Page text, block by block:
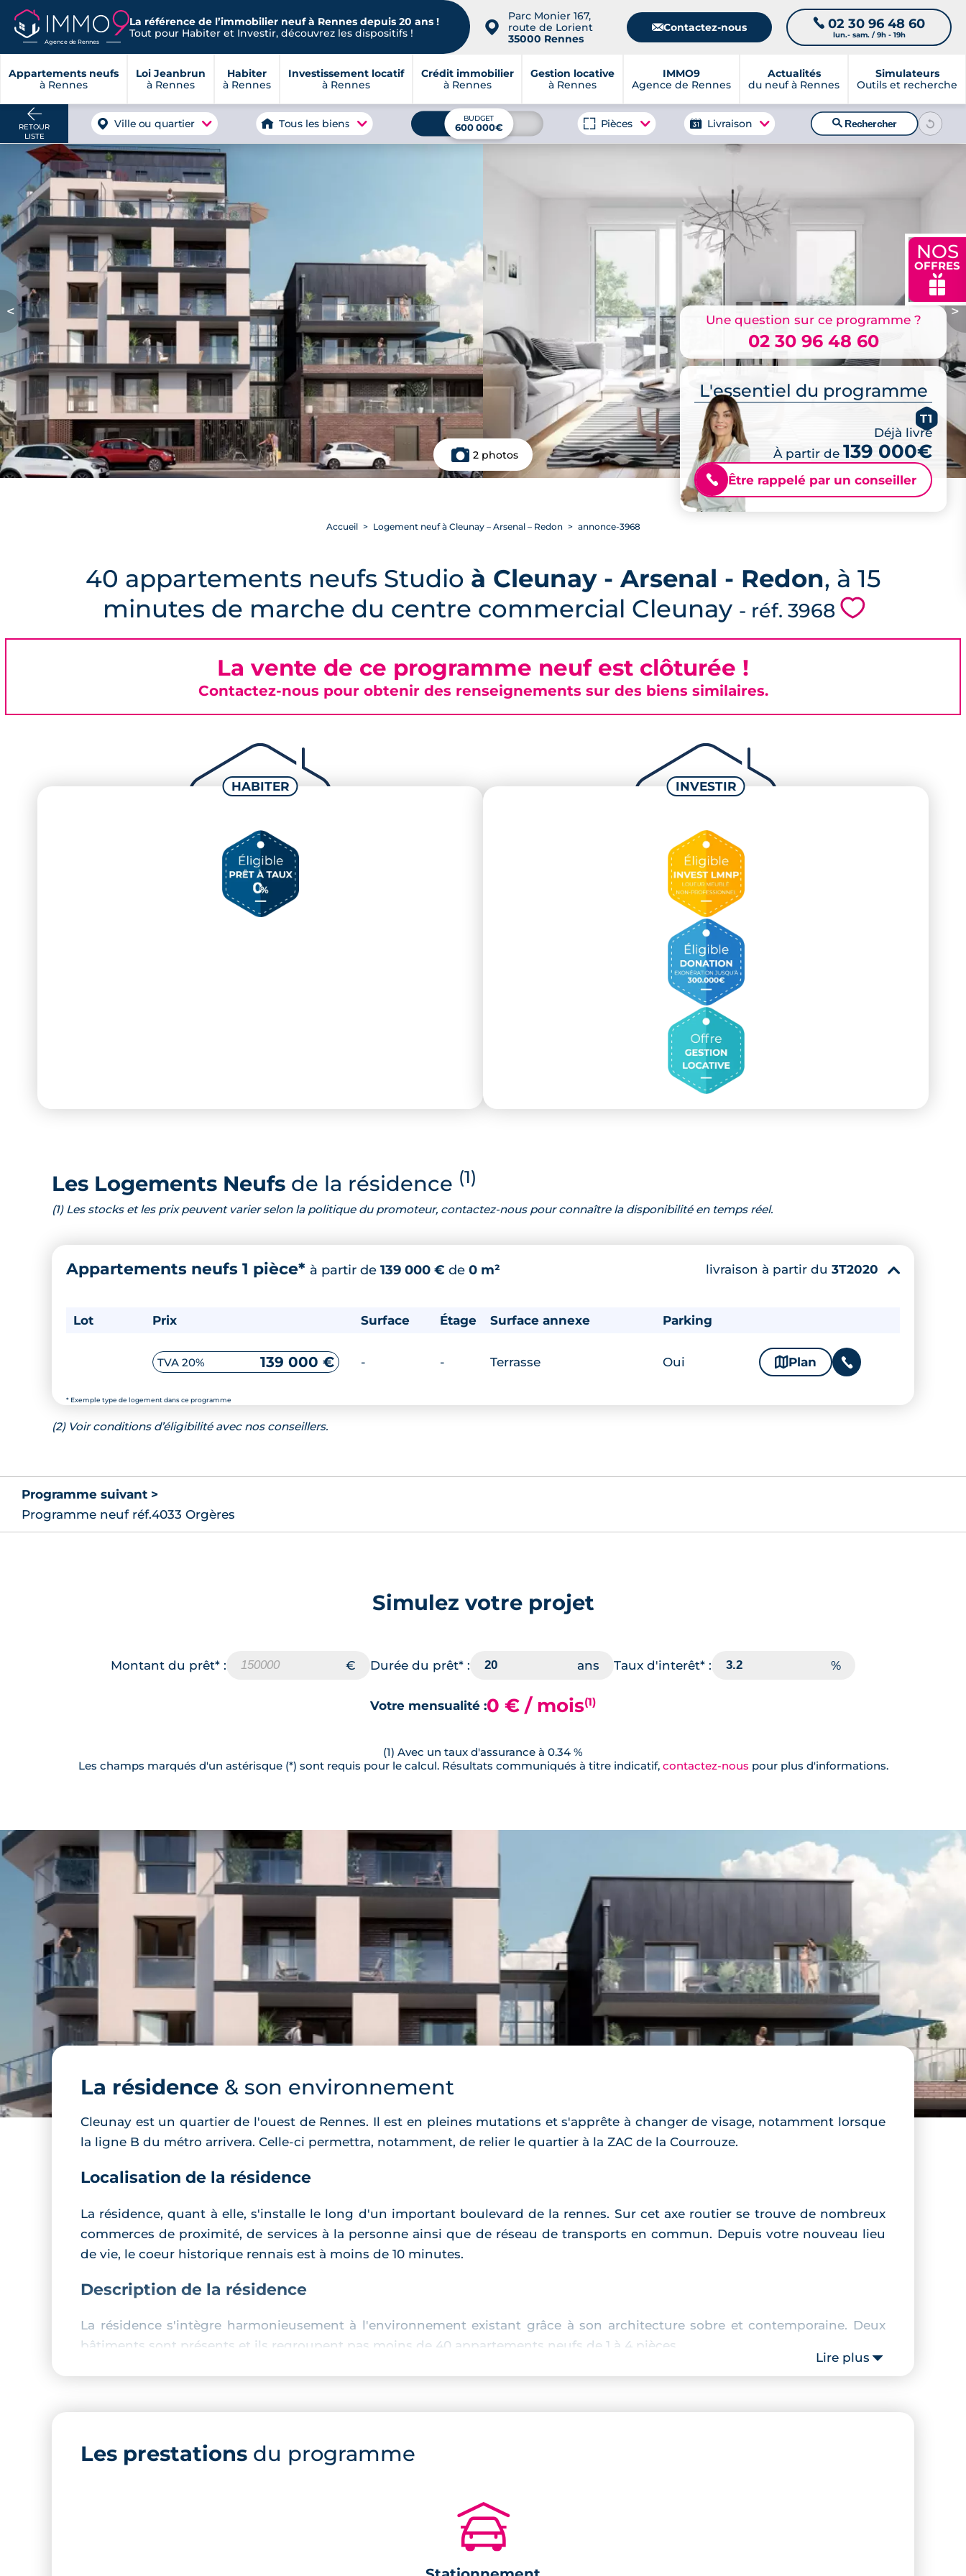
Agence de Rennes
La référence de l’immobilier neuf à Rennes depuis 20 ans !
Tout pour Habiter et Investir, découvrez les dispositifs !
📍
Parc Monier 167,
route de Lorient
35000 Rennes
📧Contactez-nous 📞 02 30 96 48 60
lun.- sam. / 9h - 19h
Appartements neufs
à Rennes
Loi Jeanbrun
à Rennes
Habiter
à Rennes
Investissement locatif
à Rennes
Crédit immobilier
à Rennes
Gestion locative
à Rennes
IMMO9
Agence de Rennes
Actualités
du neuf à Rennes
Simulateurs
Outils et recherche
NOS
OFFRES
🎁
RETOUR
LISTE
Ville ou quartier Tous les biens BUDGET
600 000€ Pièces Livraison 🔍Rechercher
< >
2 photos
Une question sur ce programme ?
02 30 96 48 60
L'essentiel du programme
T1
Déjà livré
À partir de 139 000€
📞 Être rappelé par un conseiller
Accueil Logement neuf à Cleunay – Arsenal – Redon annonce-3968
40 appartements neufs Studio à Cleunay - Arsenal - Redon, à 15
minutes de marche du centre commercial Cleunay - réf. 3968 💗
La vente de ce programme neuf est clôturée !
Contactez-nous pour obtenir des renseignements sur des biens similaires.
Les Logements Neufs de la résidence (1)
(1) Les stocks et les prix peuvent varier selon la politique du promoteur, contactez-nous pour connaître la disponibilité en temps réel.
Appartements neufs 1 pièce* à partir de 139 000 € de 0 m²
* Exemple type de logement dans ce programme
livraison à partir du 3T2020 ▾
Lot Prix Surface Étage Surface annexe Parking
TVA 20% 139 000 € - - Terrasse Oui 🗞 Plan 📞
(2) Voir conditions d’éligibilité avec nos conseillers.
Programme suivant >
Programme neuf réf.4033 Orgères
Simulez votre projet
Montant du prêt* : Durée du prêt* : Taux d'interêt* :
Votre mensualité :0 € / mois(1)
(1) Avec un taux d'assurance à 0.34 %
Les champs marqués d'un astérisque (*) sont requis pour le calcul. Résultats communiqués à titre indicatif, contactez-nous pour plus d'informations.
La résidence & son environnement
Cleunay est un quartier de l'ouest de Rennes. Il est en pleines mutations et s'apprête à changer de visage, notamment lorsque
la ligne B du métro arrivera. Celle-ci permettra, notamment, de relier le quartier à la ZAC de la Courrouze.
Localisation de la résidence
La résidence, quant à elle, s'installe le long d'un important boulevard de la rennes. Sur cet axe routier se trouve de nombreux
commerces de proximité, de services à la personne ainsi que de réseau de transports en commun. Depuis votre nouveau lieu
de vie, le coeur historique rennais est à moins de 10 minutes.
Description de la résidence
La résidence s'intègre harmonieusement à l'environnement existant grâce à son architecture sobre et contemporaine. Deux
bâtiments sont présents et ils regroupent pas moins de 40 appartements neufs de 1 à 4 pièces.
Prestations du bien neuf
logement connecté en option,
Lire plus
Les prestations du programme
🚗